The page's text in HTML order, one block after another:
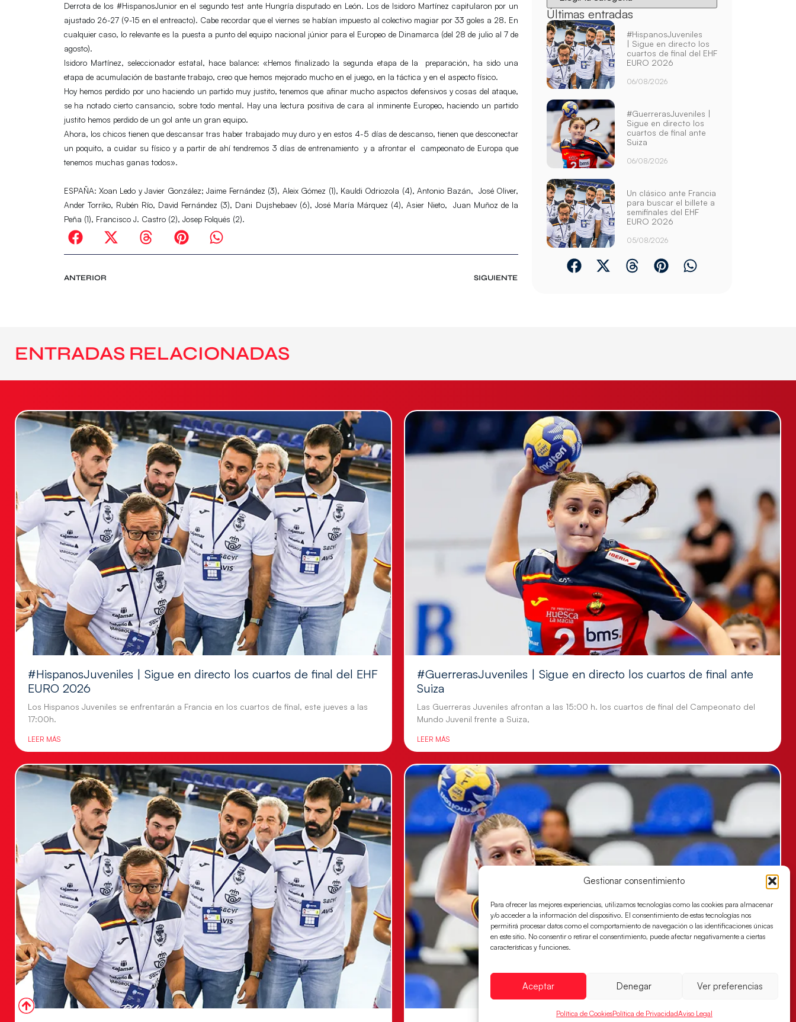
Gestionar consentimiento
Para ofrecer las mejores experiencias, utilizamos tecnologías como las cookies para almacenar
y/o acceder a la información del dispositivo. El consentimiento de estas tecnologías nos
permitirá procesar datos como el comportamiento de navegación o las identificaciones únicas
en este sitio. No consentir o retirar el consentimiento, puede afectar negativamente a ciertas
características y funciones.
Aceptar Denegar Ver preferencias
Política de CookiesPolítica de PrivacidadAviso Legal
Derrota de los #HispanosJunior en el segundo test ante Hungríadisputado en León. Los de Isidoro Martínez capitularon por un
ajustado 26-27 (9-15 en el entreacto). Cabe recordar que el viernes se habían impuesto al colectivo magiar por 33 goles a 28. En
cualquier caso, lo relevante es la puesta a punto del equipo nacional júnior para el Europeo de Dinamarca (del 28 de julio al 7 de
agosto).
Isidoro Martínez, seleccionador estatal, hace balance: «Hemos finalizado la segunda etapa de la preparación, ha sido una
etapa de acumulación de bastante trabajo, creo que hemos mejorado mucho en el juego, en la táctica y en el aspecto físico.
Hoy hemos perdido por uno haciendo un partido muy justito, tenemos que afinar mucho aspectos defensivos y cosas del ataque,
se ha notado cierto cansancio, sobre todo mental. Hay una lectura positiva de cara al inminente Europeo, haciendo un partido
justito hemos perdido de un gol ante un gran equipo.
Ahora, los chicos tienen que descansar tras haber trabajado muy duro y en estos 4-5 días de descanso, tienen quedesconectar
un poquito, a cuidar su físico y a partir de ahí tendremos 3 días de entrenamiento y a afrontar el campeonato de Europa que
tenemos muchas ganas todos».
ESPAÑA: Xoan Ledo y Javier González; Jaime Fernández (3), Aleix Gómez (1), Kauldi Odriozola (4), Antonio Bazán, José Oliver,
Ander Torriko, Rubén Río, David Fernández (3), Dani Dujshebaev (6), José María Márquez (4), Asier Nieto, Juan Muñoz de la
Peña (1), Francisco J. Castro (2), Josep Folqués (2).
ANTERIOR SIGUIENTE
Últimas entradas
#HispanosJuveniles
| Sigue en directo los
cuartos de final del EHF
EURO 2026
06/08/2026
#GuerrerasJuveniles |
Sigue en directo los
cuartos de final ante
Suiza
06/08/2026
Un clásico ante Francia
para buscar el billete a
semifinales del EHF
EURO 2026
05/08/2026
ENTRADAS RELACIONADAS
#HispanosJuveniles | Sigue en directo los cuartos de final del EHF
EURO 2026
Los Hispanos Juveniles se enfrentarán a Francia en los cuartos de final, este jueves a las
17:00h.
LEER MÁS
#GuerrerasJuveniles | Sigue en directo los cuartos de final ante
Suiza
Las Guerreras Juveniles afrontan a las 15:00 h. los cuartos de final del Campeonato del
Mundo Juvenil frente a Suiza,
LEER MÁS